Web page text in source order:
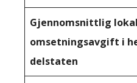
Gjennomsnittlig lokal
omsetningsavgift i
delstaten